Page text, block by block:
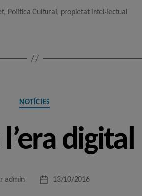
, Política Cultural, propietat intel·lectual
Categories
NOTÍCIES
digital
admin
Data13/10/2016